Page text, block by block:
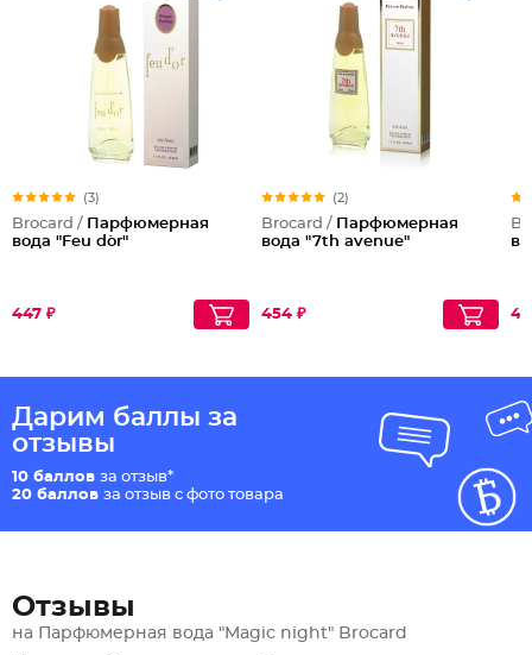
(3)
Brocard / Парфюмерная
вода "Feu d`or"
447 ₽
(2)
Brocard / Парфюмерная
вода "7th avenue"
454 ₽
Дарим баллы за
отзывы
10 баллов за отзыв*
20 баллов за отзыв с фото товара
Отзывы
на Парфюмерная вода "Magic night" Brocard